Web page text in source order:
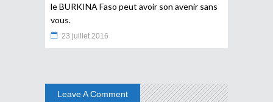
le BURKINA Faso peut avoir son avenir sans
vous.
23 juillet 2016
Leave A Comment